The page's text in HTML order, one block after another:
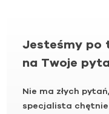
Jesteśmy po
na Twoje
Nie ma złych
specjalista